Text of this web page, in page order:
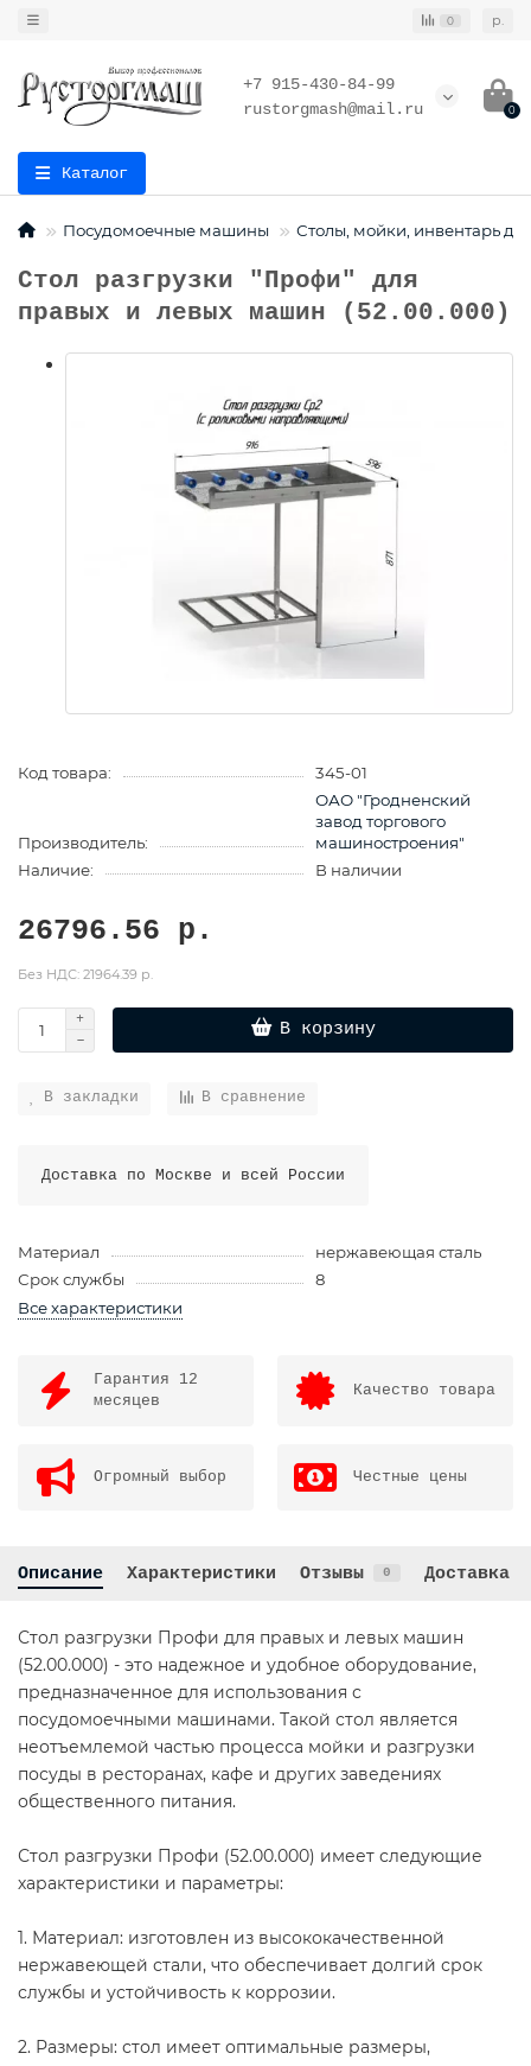
0 р.
+7 915-430-84-99
rustorgmash@mail.ru
0
Каталог
Посудомоечные машины Столы, мойки, инвентарь
Стол разгрузки "Профи" для
правых и левых машин (52.00.000)
Код товара: 345-01
Производитель:
ОАО "Гродненский
завод торгового
машиностроения"
Наличие:
В наличии
26796.56 р.
Без НДС: 21964.39 р.
В корзину
В закладки В сравнение
Доставка по Москве и всей России
Материал
нержавеющая сталь
Срок службы
8
Все характеристики
Гарантия 12
месяцев
Качество товара
Огромный выбор Честные цены
Описание Характеристики Отзывы 0 Доставка
Стол разгрузки Профи для правых и левых машин
(52.00.000) - это надежное и удобное оборудование,
предназначенное для использования с
посудомоечными машинами. Такой стол является
неотъемлемой частью процесса мойки и разгрузки
посуды в ресторанах, кафе и других заведениях
общественного питания.
Стол разгрузки Профи (52.00.000) имеет следующие
характеристики и параметры:
1. Материал: изготовлен из высококачественной
нержавеющей стали, что обеспечивает долгий срок
службы и устойчивость к коррозии.
2. Размеры: стол имеет оптимальные размеры,